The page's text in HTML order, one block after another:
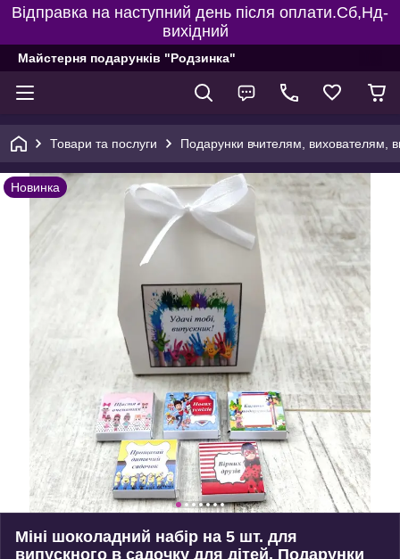
Відправка на наступний день після оплати.Сб,Нд-
вихідний
Майстерня подарунків "Родзинка"
Товари та послуги Подарунки вчителям, вихователям,
Новинка
Міні шоколадний набір на 5 шт. для
випускного в садочку для дітей. Подарунки